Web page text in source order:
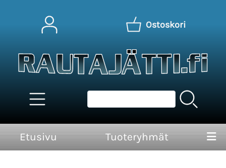
Ostoskori
Etusivu Tuoteryhmät